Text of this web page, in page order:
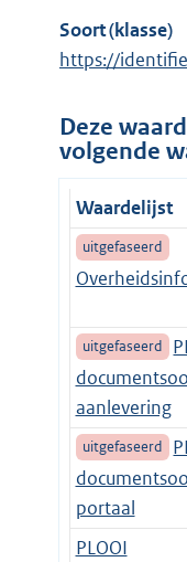
Soort (klasse)
https://
Deze
volgende
Waardelijst
uitgefaseerd
uitgefaseerd
aanlevering
uitgefaseerd
portaal
PLOOI